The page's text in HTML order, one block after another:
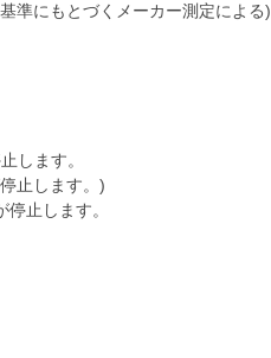
準にもとづくメーカー測定による)
します。
止します。)
止します。